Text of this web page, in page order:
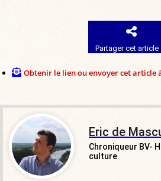
Partager cet article
Obtenir le lien ou envoyer cet article
Eric de
Chroniqueur BV-
culture